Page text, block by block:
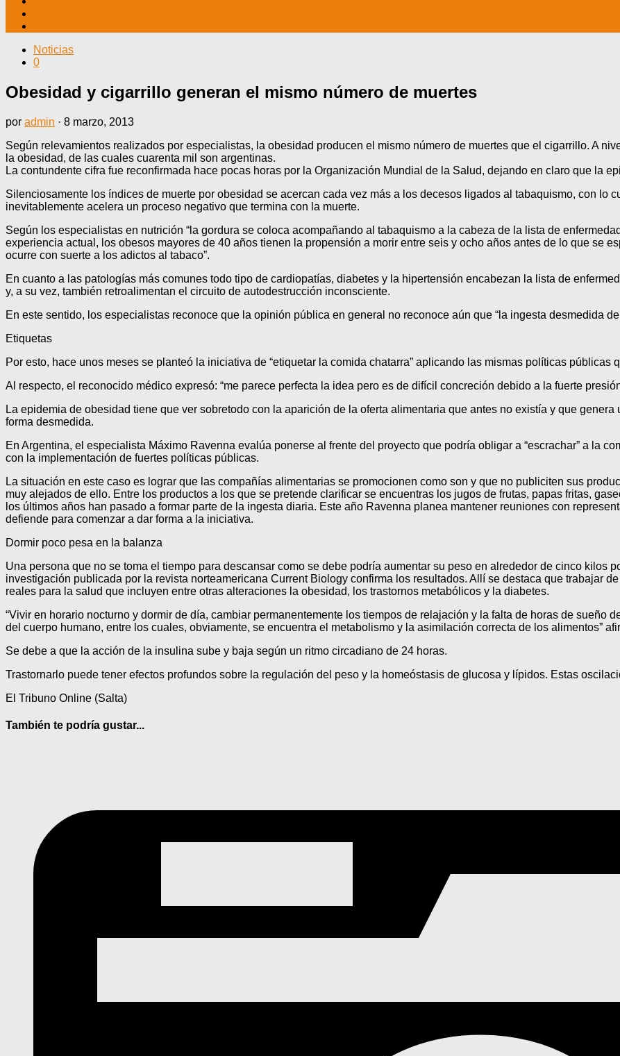
Noticias
0
Obesidad y cigarrillo generan el mismo número de muertes
por admin · 8 marzo, 2013
Según relevamientos realizados por especialistas, la obesidad producen el mismo número de muertes que el cigarrillo. A
la obesidad, de las cuales cuarenta mil son argentinas.
La contundente cifra fue reconfirmada hace pocas horas por la Organización Mundial de la Salud, dejando en claro que la
Silenciosamente los índices de muerte por obesidad se acercan cada vez más a los decesos ligados al tabaquismo, con lo
inevitablemente acelera un proceso negativo que termina con la muerte.
Según los especialistas en nutrición “la gordura se coloca acompañando al tabaquismo a la cabeza de la lista de
experiencia actual, los obesos mayores de 40 años tienen la propensión a morir entre seis y ocho años antes de lo que se
ocurre con suerte a los adictos al tabaco”.
En cuanto a las patologías más comunes todo tipo de cardiopatías, diabetes y la hipertensión encabezan la lista de
y, a su vez, también retroalimentan el circuito de autodestrucción inconsciente.
En este sentido, los especialistas reconoce que la opinión pública en general no reconoce aún que “la ingesta desmedida
Etiquetas
Por esto, hace unos meses se planteó la iniciativa de “etiquetar la comida chatarra” aplicando las mismas políticas públicas
Al respecto, el reconocido médico expresó: “me parece perfecta la idea pero es de difícil concreción debido a la fuerte
La epidemia de obesidad tiene que ver sobretodo con la aparición de la oferta alimentaria que antes no existía y que
forma desmedida.
En Argentina, el especialista Máximo Ravenna evalúa ponerse al frente del proyecto que podría obligar a “escrachar” a la
con la implementación de fuertes políticas públicas.
La situación en este caso es lograr que las compañías alimentarias se promocionen como son y que no publiciten sus
muy alejados de ello. Entre los productos a los que se pretende clarificar se encuentras los jugos de frutas, papas fritas,
los últimos años han pasado a formar parte de la ingesta diaria. Este año Ravenna planea mantener reuniones con
defiende para comenzar a dar forma a la iniciativa.
Dormir poco pesa en la balanza
Una persona que no se toma el tiempo para descansar como se debe podría aumentar su peso en alrededor de cinco kilos
investigación publicada por la revista norteamericana Current Biology confirma los resultados. Allí se destaca que trabajar
reales para la salud que incluyen entre otras alteraciones la obesidad, los trastornos metabólicos y la diabetes.
“Vivir en horario nocturno y dormir de día, cambiar permanentemente los tiempos de relajación y la falta de horas de sueño
del cuerpo humano, entre los cuales, obviamente, se encuentra el metabolismo y la asimilación correcta de los alimentos”
Se debe a que la acción de la insulina sube y baja según un ritmo circadiano de 24 horas.
Trastornarlo puede tener efectos profundos sobre la regulación del peso y la homeóstasis de glucosa y lípidos. Estas
El Tribuno Online (Salta)
También te podría gustar...